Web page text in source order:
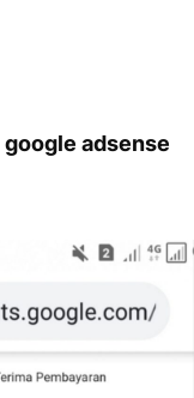
adsense